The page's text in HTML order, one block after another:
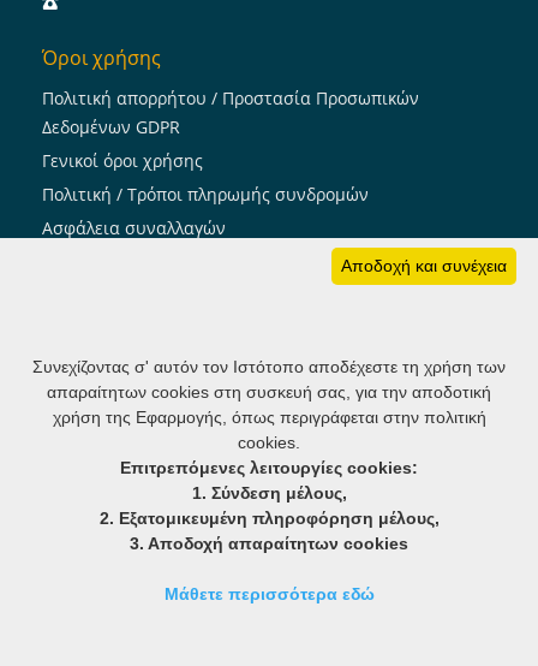
Όροι χρήσης
Πολιτική απορρήτου / Προστασία Προσωπικών
Δεδομένων GDPR
Γενικοί όροι χρήσης
Πολιτική / Τρόποι πληρωμής συνδρομών
Ασφάλεια συναλλαγών
member notifier: Ενημέρωση μελών
Αποδοχή και συνέχεια
Συνεχίζοντας σ' αυτόν τον Ιστότοπο αποδέχεστε τη χρήση των
απαραίτητων cookies στη συσκευή σας, για την αποδοτική
χρήση της Εφαρμογής, όπως περιγράφεται στην πολιτική
cookies.
Επιτρεπόμενες λειτουργίες cookies:
1. Σύνδεση μέλους,
2. Εξατομικευμένη πληροφόρηση μέλους,
3. Αποδοχή απαραίτητων cookies
Μάθετε περισσότερα εδώ